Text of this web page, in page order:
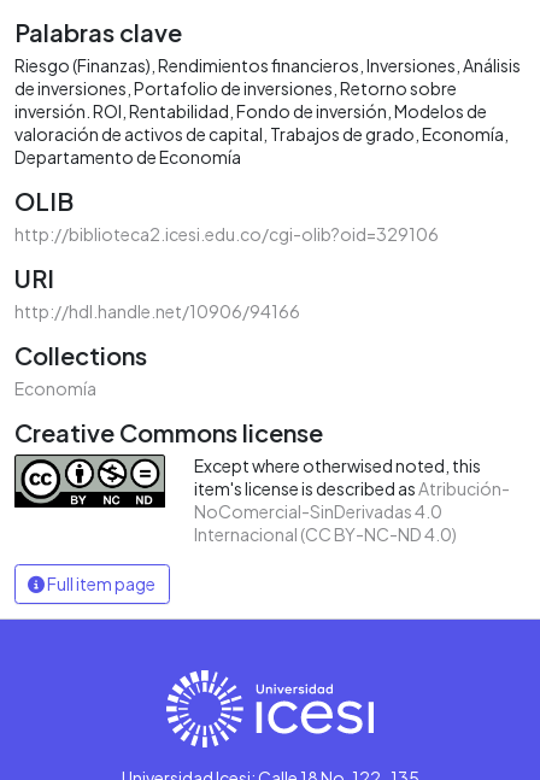
Palabras clave
Riesgo (Finanzas) Rendimientos financieros Inversiones Análisis
de inversiones Portafolio de inversiones Retorno sobre
inversión. ROI Rentabilidad Fondo de inversión Modelos de
valoración de activos de capital Trabajos de grado Economía
Departamento de Economía
OLIB
http://biblioteca2.icesi.edu.co/cgi-olib?oid=329106
URI
http://hdl.handle.net/10906/94166
Collections
Economía
Creative Commons license
Except where otherwised noted, this
item's license is described asAtribución-
NoComercial-SinDerivadas 4.0
Internacional (CC BY-NC-ND 4.0)
Full item page